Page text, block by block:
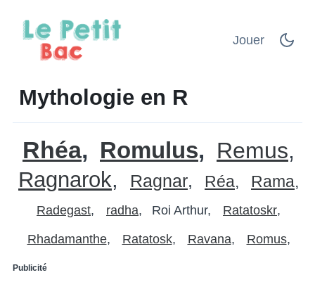
Jouer
Mythologie en R
Rhéa Romulus Remus
Ragnarok Ragnar Réa Rama
Radegast radha Roi Arthur Ratatoskr
Rhadamanthe Ratatosk Ravana Romus
Publicité